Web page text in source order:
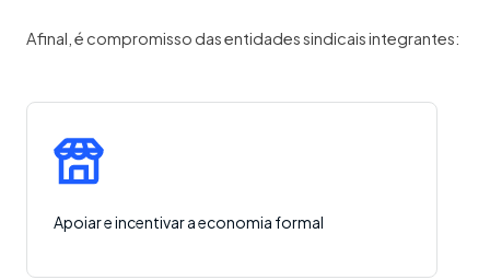
Afinal, é compromisso das entidades sindicais integrantes:
Apoiar e incentivar a economia formal